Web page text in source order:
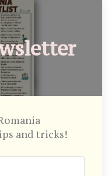
and tricks!